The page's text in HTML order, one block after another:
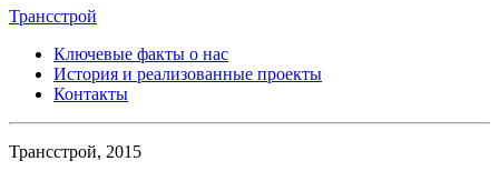
Трансстрой
Ключевые факты о нас
История и реализованные проекты
Контакты
Трансстрой, 2015